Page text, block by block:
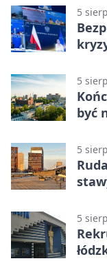
5
5
być
5
5